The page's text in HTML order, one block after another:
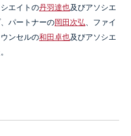
シエイトの丹羽達也及びアソシエ
パートナーの岡田次弘 、ファイ
ンセルの和田卓也及びアソシエ